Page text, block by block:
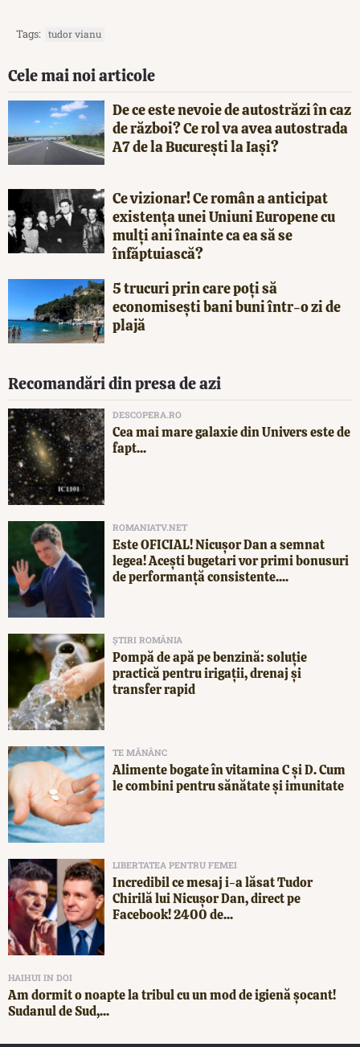
Tags: tudor vianu
Cele mai noi articole
De ce este nevoie de autostrăzi în caz
de război? Ce rol va avea autostrada
A7 de la București la Iași?
Ce vizionar! Ce român a anticipat
existența unei Uniuni Europene cu
mulți ani înainte ca ea să se
înfăptuiască?
5 trucuri prin care poți să
economisești bani buni într-o zi de
plajă
Recomandări din presa de azi
DESCOPERA.RO
Cea mai mare galaxie din Univers este de
fapt...
ROMANIATV.NET
Este OFICIAL! Nicușor Dan a semnat
legea! Acești bugetari vor primi bonusuri
de performanță consistente....
ȘTIRI ROMÂNIA
Pompă de apă pe benzină: soluție
practică pentru irigații, drenaj și
transfer rapid
TE MĂNÂNC
Alimente bogate în vitamina C și D. Cum
le combini pentru sănătate și imunitate
LIBERTATEA PENTRU FEMEI
Incredibil ce mesaj i-a lăsat Tudor
Chirilă lui Nicușor Dan, direct pe
Facebook! 2400 de...
HAIHUI IN DOI
Am dormit o noapte la tribul cu un mod de igienă șocant!
Sudanul de Sud,...